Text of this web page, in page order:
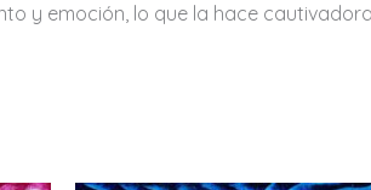
y emoción, lo que la hace